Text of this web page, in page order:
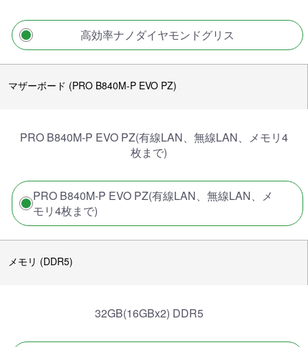
高効率ナノダイヤモンドグリス
マザーボード (PRO B840M-P EVO PZ)
PRO B840M-P EVO PZ(有線LAN、無線LAN、メモリ4
枚まで)
PRO B840M-P EVO PZ(有線LAN、無線LAN、メ
モリ4枚まで)
メモリ (DDR5)
32GB(16GBx2) DDR5